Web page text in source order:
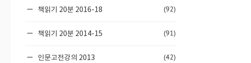
책읽기 20분 2016-18 (92)
책읽기 20분 2014-15 (91)
인문고전강의 2013 (42)